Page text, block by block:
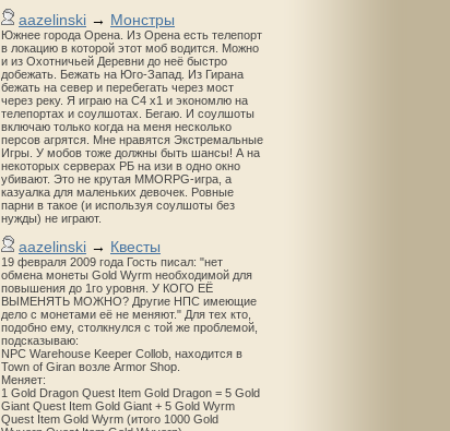
aazelinski → Монстры
Южнее города Орена. Из Орена есть телепорт
в локацию в которой этот моб водится. Можно
и из Охотничьей Деревни до неё быстро
добежать. Бежать на Юго-Запад. Из Гирана
бежать на север и перебегать через мост
через реку. Я играю на С4 х1 и экономлю на
телепортах и соулшотах. Бегаю. И соулшоты
включаю только когда на меня несколько
персов агрятся. Мне нравятся Экстремальные
Игры. У мобов тоже должны быть шансы! А на
некоторых серверах РБ на изи в одно окно
убивают. Это не крутая MMORPG-игра, а
казуалка для маленьких девочек. Ровные
парни в такое (и используя соулшоты без
нужды) не играют.
aazelinski → Квесты
19 февраля 2009 года Гость писал: "нет
обмена монеты Gold Wyrm необходимой для
повышения до 1го уровня. У КОГО ЕЁ
ВЫМЕНЯТЬ МОЖНО? Другие НПС имеющие
дело с монетами её не меняют." Для тех кто,
подобно ему, столкнулся с той же проблемой,
подсказываю:
NPC Warehouse Keeper Collob, находится в
Town of Giran возле Armor Shop.
Меняет:
1 Gold Dragon Quest Item Gold Dragon = 5 Gold
Giant Quest Item Gold Giant + 5 Gold Wyrm
Quest Item Gold Wyrm (итого 1000 Gold